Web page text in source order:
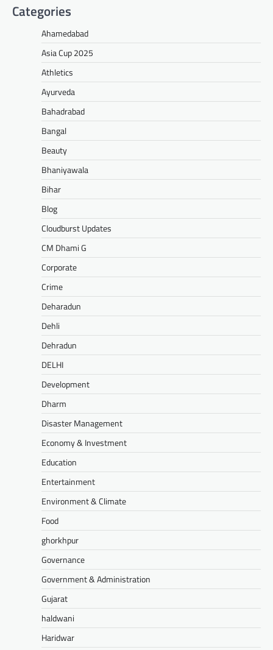
Categories
Ahamedabad
Asia Cup 2025
Athletics
Ayurveda
Bahadrabad
Bangal
Beauty
Bhaniyawala
Bihar
Blog
Cloudburst Updates
CM Dhami G
Corporate
Crime
Deharadun
Dehli
Dehradun
DELHI
Development
Dharm
Disaster Management
Economy & Investment
Education
Entertainment
Environment & Climate
Food
ghorkhpur
Governance
Government & Administration
Gujarat
haldwani
Haridwar